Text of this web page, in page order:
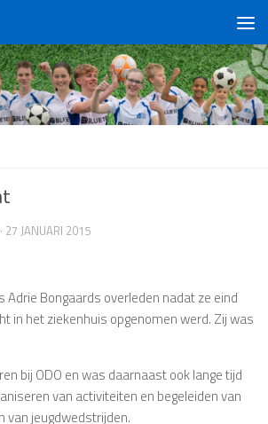
· 27 JANUARI 2015
Adrie Bongaards overleden nadat ze eind
in het ziekenhuis opgenomen werd. Zij was
bij ODO en was daarnaast ook lange tijd
van activiteiten en begeleiden van
van jeugdwedstrijden.